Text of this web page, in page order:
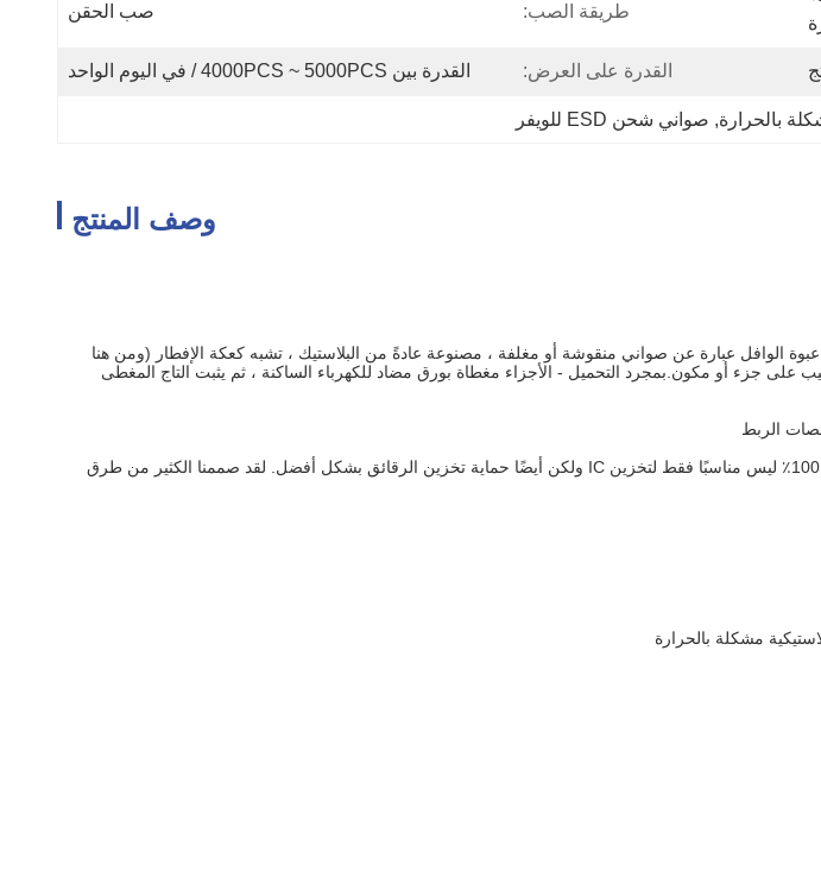
طريقة الصب: صب الحقن
القدرة على العرض: القدرة بين 4000PCS ~ 5000PCS / في اليوم الواحد
بالحرارة, صواني شحن ESD للويفر
وصف المنتج
الوافل عبارة عن صواني منقوشة أو مغلفة ، مصنوعة عادةً من البلاستيك ، تشبه كعكة الإفطار (ومن هنا
جزء أو مكون.بمجرد التحميل - الأجزاء مغطاة بورق مضاد للكهرباء الساكنة ، ثم يثبت التاج المغطى
الربط
تقدم شركتنا مجموعة متنوعة من حلول تصميم IC للتغليف بناءً على الشريحة الخاصة بك ، الدرج المخصص 100٪ ليس مناسبًا فقط لتخزين IC ولكن أيضًا حماية تخزين الرقائق بشكل أفضل. لقد صممنا الكثير من طرق
مشكلة بالحرارة